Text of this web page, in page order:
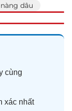
nàng dâu
cùng
xác nhất